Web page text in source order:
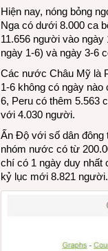
Hiện nay, nóng bỏng
Nga có dưới 8.000 ca
11.656 người vào
ngày 1-6) và ngày 3-6
Các nước Châu Mỹ là
1-6 không có ngày
6, Peru có thêm 5.563
với 4.030 người.
Ấn Độ với số dân đông
nhóm nước có từ
chí có 1 ngày duy nhất
kỷ lục mới 8.821